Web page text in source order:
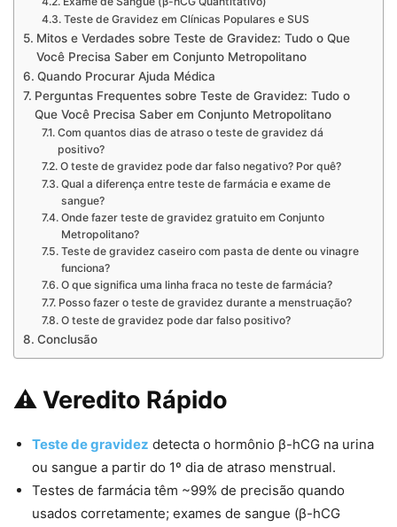
Teste de Gravidez em Clínicas Populares e SUS
Mitos e Verdades sobre Teste de Gravidez: Tudo o Que
Você Precisa Saber em Conjunto Metropolitano
Quando Procurar Ajuda Médica
Perguntas Frequentes sobre Teste de Gravidez: Tudo o
Que Você Precisa Saber em Conjunto Metropolitano
Com quantos dias de atraso o teste de gravidez dá
positivo?
O teste de gravidez pode dar falso negativo? Por quê?
Qual a diferença entre teste de farmácia e exame de
sangue?
Onde fazer teste de gravidez gratuito em Conjunto
Metropolitano?
Teste de gravidez caseiro com pasta de dente ou vinagre
funciona?
O que significa uma linha fraca no teste de farmácia?
Posso fazer o teste de gravidez durante a menstruação?
O teste de gravidez pode dar falso positivo?
Conclusão
⚠ Veredito Rápido
Teste de gravidez detecta o hormônio β-hCG na urina
ou sangue a partir do 1º dia de atraso menstrual.
Testes de farmácia têm ~99% de precisão quando
usados corretamente; exames de sangue (β-hCG